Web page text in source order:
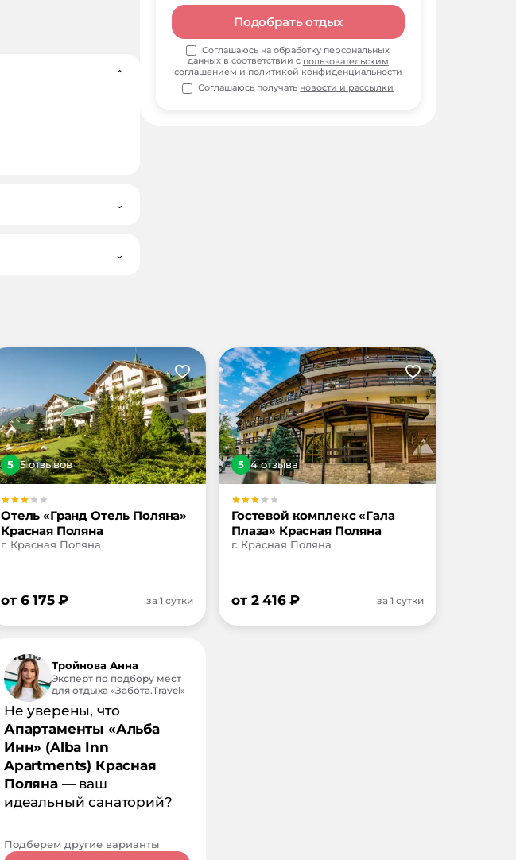
⌄
⌄
⌄
Подобрать отдых
Соглашаюсь на обработку персональных
данных в соответствии с пользовательским
соглашением и политикой конфиденциальности
Соглашаюсь получать новости и рассылки
5 5отзывов
Отель «Гранд Отель Поляна»
Красная Поляна
г. Красная Поляна
от 6 175₽ за 1 сутки
5 4отзыва
Гостевой комплекс «Гала
Плаза» Красная Поляна
г. Красная Поляна
от 2 416₽ за 1 сутки
Тройнова Анна
Эксперт по подбору мест
для отдыха «Забота.Travel»
Не уверены, что
Апартаменты «Альба
Инн» (Alba Inn
Apartments) Красная
Поляна— ваш
идеальный санаторий?
Подберем другие варианты